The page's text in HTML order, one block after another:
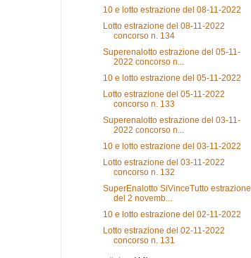
10 e lotto estrazione del 08-11-2022
Lotto estrazione del 08-11-2022
concorso n. 134
Superenalotto estrazione del 05-11-
2022 concorso n...
10 e lotto estrazione del 05-11-2022
Lotto estrazione del 05-11-2022
concorso n. 133
Superenalotto estrazione del 03-11-
2022 concorso n...
10 e lotto estrazione del 03-11-2022
Lotto estrazione del 03-11-2022
concorso n. 132
SuperEnalotto SiVinceTutto estrazione
del 2 novemb...
10 e lotto estrazione del 02-11-2022
Lotto estrazione del 02-11-2022
concorso n. 131